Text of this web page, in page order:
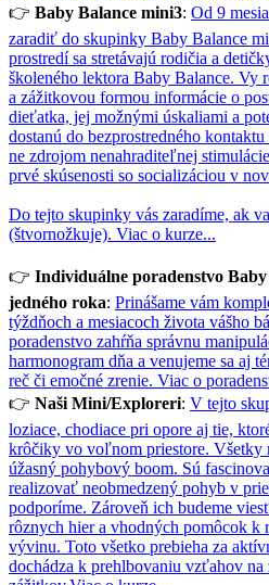
👉 Baby Balance mini3: Od 9
zaradiť do skupinky Baby Balance
prostredí sa stretávajú rodičia a
školeného lektora Baby Balance. Vy
a zážitkovou formou informácie o
dieťatka, jej možnými úskaliami a
dostanú do bezprostredného
ne zdrojom nenahraditeľnej
prvé skúsenosti so socializáciou v
Do tejto skupinky vás zaradíme, ak
(štvornožkuje). Viac o kurze...
👉 Individuálne poradenstvo
jedného roka: Prinášame vám
týždňoch a mesiacoch života vášho
poradenstvo zahŕňa správnu
harmonogram dňa a venujeme sa aj
reč či emočné zrenie. Viac o
👉 Naši Mini/Exploreri: V tejto
loziace, chodiace pri opore aj tie,
krôčiky vo voľnom priestore. Všetky
úžasný pohybový boom. Sú
realizovať neobmedzený pohyb v
podporíme. Zároveň ich budeme
rôznych hier a vhodných pomôcok k
vývinu. Toto všetko prebieha za
dochádza k prehlbovaniu vzťahov